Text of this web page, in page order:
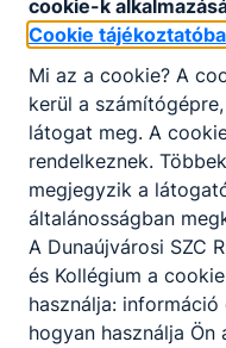
Álláshirdetés
cookie-k
Cookie
Mi az a cookie? A
kerül a
látogat meg. A
rendelkeznek.
megjegyzik a
általánosságban
A Dunaújvárosi SZC
és Kollégium a
használja:
hogyan használja